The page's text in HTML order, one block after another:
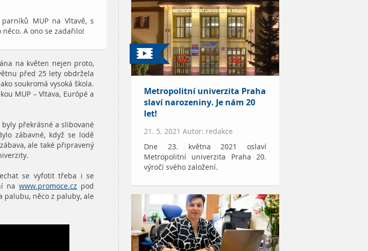
MUP na Vltavě, s
A ono se zadařilo!
na květen nejen proto,
před 25 lety obdržela
soukromá vysoká škola.
MUP – Vltava, Európé a
překrásné a slibované
zábavné, když se lodě
ale také připravený
se vyfotit třeba i se
nawww.promoce.cz pod
něco z paluby, ale
Metropolitní univerzita Praha
slaví narozeniny. Je nám 20
let!
21. 5. 2021 Autor: redakce
Dne 23. května 2021 oslaví
Metropolitní univerzita Praha 20.
výročí svého založení.